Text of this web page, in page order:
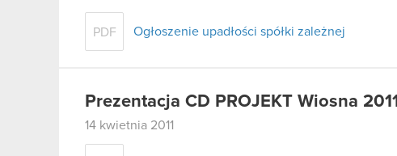
PDF Ogłoszenie upadłości spółki zależnej
Prezentacja CD PROJEKT Wiosna 2011
14 kwietnia 2011